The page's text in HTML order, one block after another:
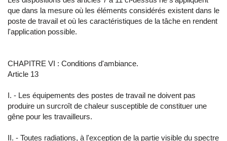
que dans la mesure où les éléments considérés existent dans le
poste de travail et où les caractéristiques de la tâche en rendent
l'application possible.
CHAPITRE VI : Conditions d'ambiance.
Article 13
I. - Les équipements des postes de travail ne doivent pas
produire un surcroît de chaleur susceptible de constituer une
gêne pour les travailleurs.
II. - Toutes radiations, à l'exception de la partie visible du spectre